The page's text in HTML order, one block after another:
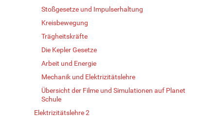
Stoßgesetze und Impulserhaltung
Kreisbewegung
Trägheitskräfte
Die Kepler Gesetze
Arbeit und Energie
Mechanik und Elektrizitätslehre
Übersicht der Filme und Simulationen auf Planet
Schule
Elektrizitätslehre 2